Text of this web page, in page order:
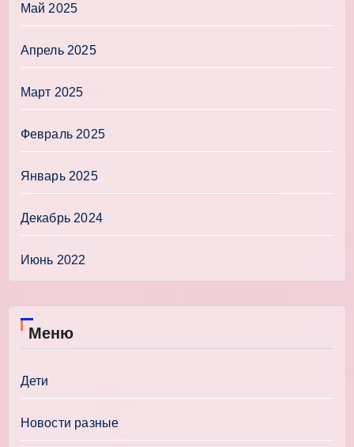
Май 2025
Апрель 2025
Март 2025
Февраль 2025
Январь 2025
Декабрь 2024
Июнь 2022
Меню
Дети
Новости разные